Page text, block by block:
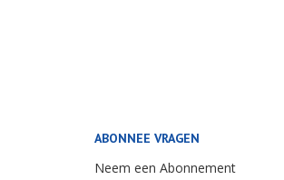
ABONNEE VRAGEN
Neem een Abonnement